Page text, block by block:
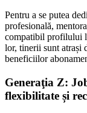
Pentru a se putea
profesională,
compatibil profilului
lor, tinerii sunt atrași
beneficiilor
Generaţia Z:
flexibilitate și